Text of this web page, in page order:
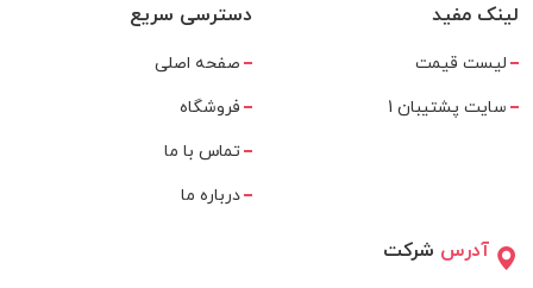
لینک مفید
لیست قیمت
سایت پشتیبان 1
دسترسی سریع
صفحه اصلی
فروشگاه
تماس با ما
درباره ما
آدرس شرکت